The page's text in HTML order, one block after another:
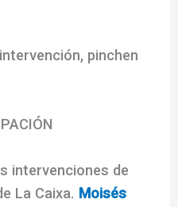
pinchen
intervenciones de
La Caixa. Moisés